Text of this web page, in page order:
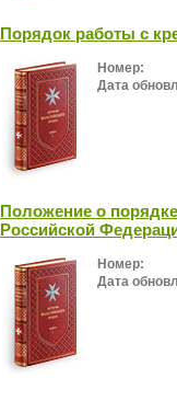
Порядок работы с
Номер:
Дата
Положение о
Российской
Номер:
Дата